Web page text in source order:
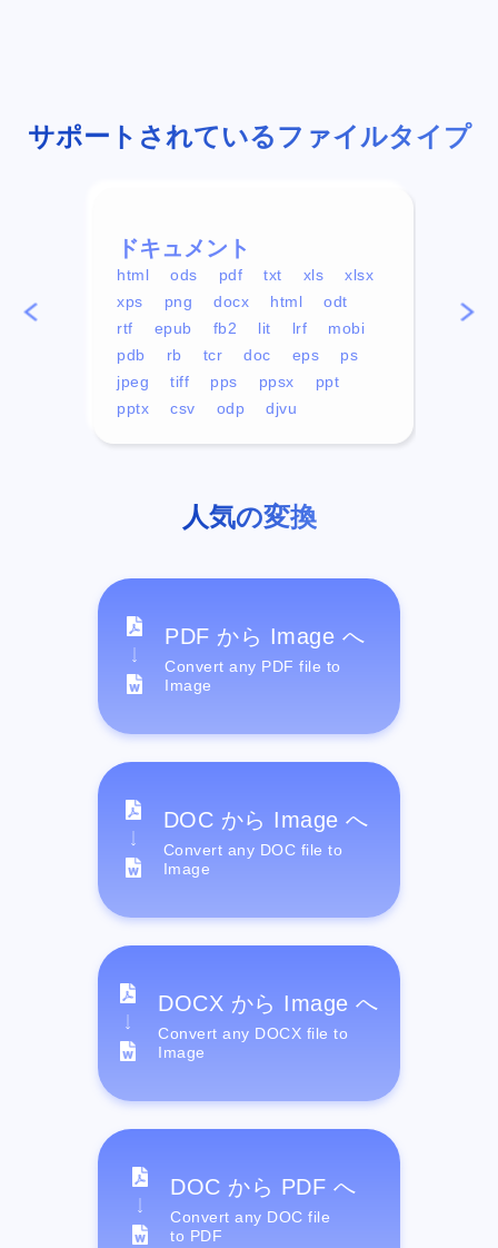
サポートされているファイルタイプ
ドキュメント
html ods pdf txt xls
xlsx
xps
png docx html
odt
rtf
epub fb2 lit lrf
mobi
pdb
rb tcr doc eps
ps
jpeg
tiff pps ppsx
ppt
pptx
csv odp djvu
mp4
人気の変換
PDF から Image へ
Convert any PDF file to
Image
DOC から Image へ
Convert any DOC file to
Image
DOCX から Image へ
Convert any DOCX file to
Image
DOC から PDF へ
Convert any DOC file
to PDF